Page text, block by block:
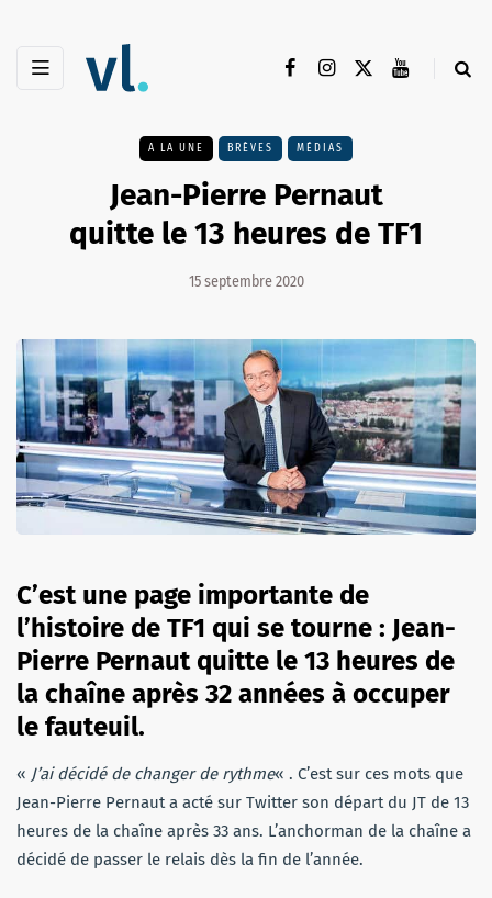
A LA UNE BRÈVES MÉDIAS
Jean-Pierre Pernaut
quitte le 13 heures de TF1
15 septembre 2020
C’est une page importante de
l’histoire de TF1 qui se tourne : Jean-
Pierre Pernaut quitte le 13 heures de
la chaîne après 32 années à occuper
le fauteuil.
« J’ai décidé de changer de rythme« . C’est sur ces mots que
Jean-Pierre Pernaut a acté sur Twitter son départ du JT de 13
heures de la chaîne après 33 ans. L’anchorman de la chaîne a
décidé de passer le relais dès la fin de l’année.